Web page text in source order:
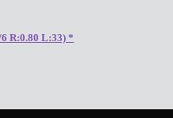
R:0.80 L:33) *